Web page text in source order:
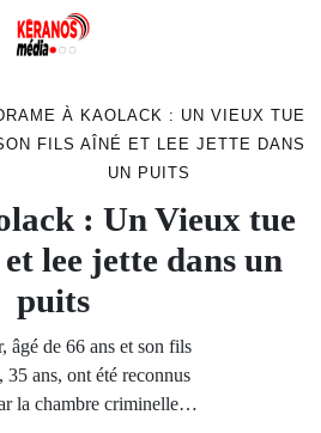
À KAOLACK : UN VIEUX TUE
FILS AÎNÉ ET LEE JETTE DANS
UN PUITS
: Un Vieux tue
lee jette dans un
puits
âgé de 66 ans et son fils
35 ans, ont été reconnus
la chambre criminelle…